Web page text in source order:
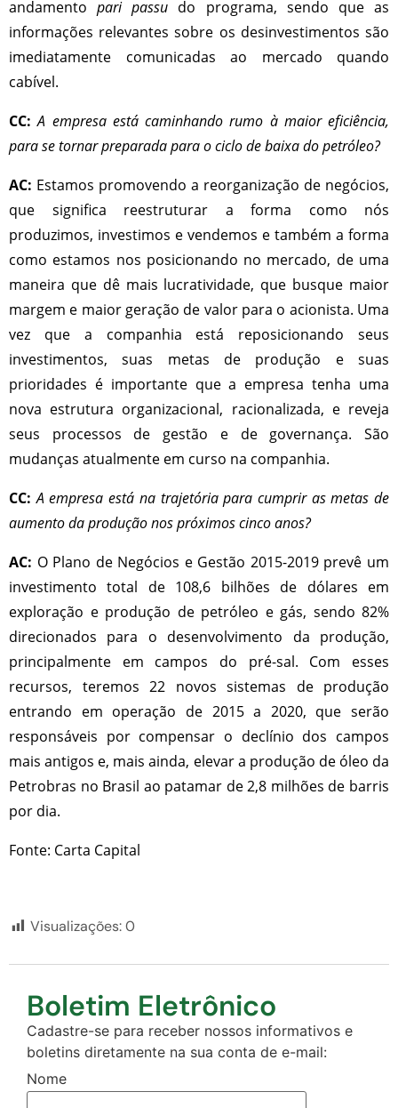
andamento pari passu do programa, sendo que as
informações relevantes sobre os desinvestimentos são
imediatamente comunicadas ao mercado quando
cabível.
CC: A empresa está caminhando rumo à maior eficiência,
para se tornar preparada para o ciclo de baixa do petróleo?
AC: Estamos promovendo a reorganização de negócios,
que significa reestruturar a forma como nós
produzimos, investimos e vendemos e também a forma
como estamos nos posicionando no mercado, de uma
maneira que dê mais lucratividade, que busque maior
margem e maior geração de valor para o acionista. Uma
vez que a companhia está reposicionando seus
investimentos, suas metas de produção e suas
prioridades é importante que a empresa tenha uma
nova estrutura organizacional, racionalizada, e reveja
seus processos de gestão e de governança. São
mudanças atualmente em curso na companhia.
CC: A empresa está na trajetória para cumprir as metas de
aumento da produção nos próximos cinco anos?
AC: O Plano de Negócios e Gestão 2015-2019 prevê um
investimento total de 108,6 bilhões de dólares em
exploração e produção de petróleo e gás, sendo 82%
direcionados para o desenvolvimento da produção,
principalmente em campos do pré-sal. Com esses
recursos, teremos 22 novos sistemas de produção
entrando em operação de 2015 a 2020, que serão
responsáveis por compensar o declínio dos campos
mais antigos e, mais ainda, elevar a produção de óleo da
Petrobras no Brasil ao patamar de 2,8 milhões de barris
por dia.
Fonte: Carta Capital
Visualizações:0
Boletim Eletrônico
Cadastre-se para receber nossos informativos e
boletins diretamente na sua conta de e-mail:
Nome